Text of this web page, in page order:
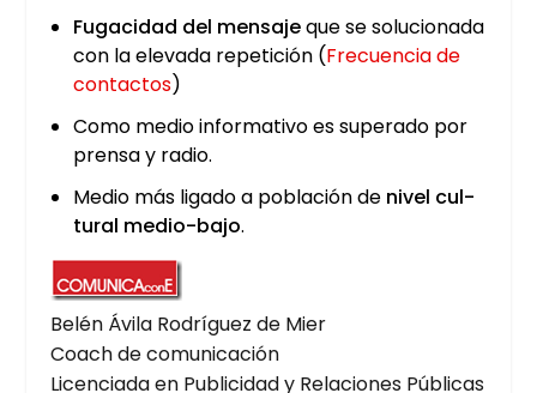
Fuga­ci­dad del men­sa­jeque se solu­cio­na­da
con la ele­va­da repe­ti­ción (Fre­cuen­cia de
con­tac­tos)
Como medio infor­ma­ti­vo es supe­ra­do por
pren­sa y radio.
Medio más liga­do a pobla­ción de nivel cul­
tu­ral medio-bajo.
Belén Ávi­la Rodrí­guez de Mier
Coach de comu­ni­ca­ción
Licen­cia­da en Publi­ci­dad y Rela­cio­nes Públi­cas